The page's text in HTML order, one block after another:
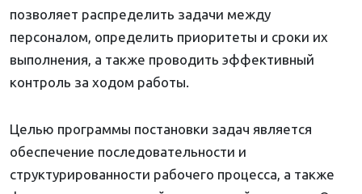
позволяет распределить задачи между
персоналом, определить приоритеты и сроки их
выполнения, а также проводить эффективный
контроль за ходом работы.
Целью программы постановки задач является
обеспечение последовательности и
структурированности рабочего процесса, а также